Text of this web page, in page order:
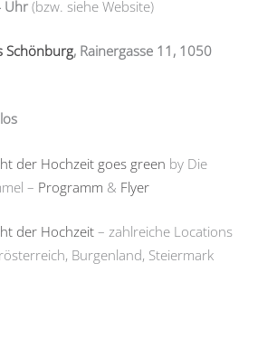
Uhr(bzw. siehe Website)
Schönburg, Rainergasse 11, 1050
der Hochzeit goes green by Die
– Programm & Flyer
der Hochzeit– zahlreiche Locations
Burgenland, Steiermark